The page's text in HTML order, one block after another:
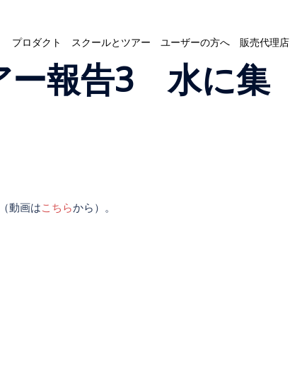
プロダクト スクールとツアー ユーザーの方へ 販売代理店
ー報告3 水に集
動画はこちらから）。